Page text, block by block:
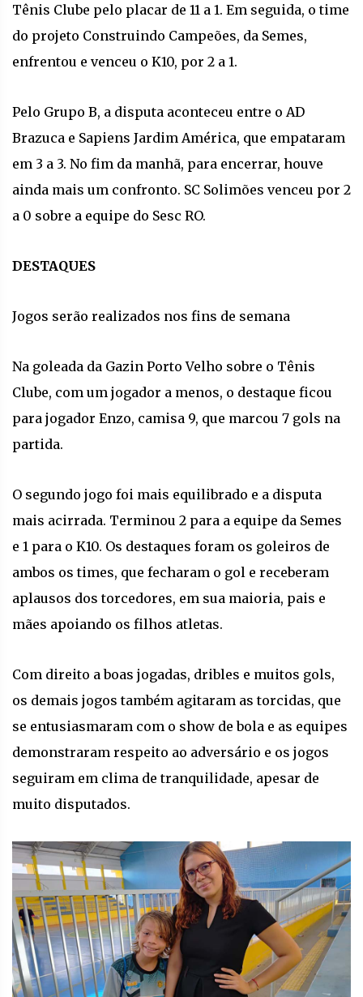
Tênis Clube pelo placar de 11 a 1. Em seguida, o time
do projeto Construindo Campeões, da Semes,
enfrentou e venceu o K10, por 2 a 1.
Pelo Grupo B, a disputa aconteceu entre o AD
Brazuca e Sapiens Jardim América, que empataram
em 3 a 3. No fim da manhã, para encerrar, houve
ainda mais um confronto. SC Solimões venceu por 2
a 0 sobre a equipe do Sesc RO.
DESTAQUES
Jogos serão realizados nos fins de semana
Na goleada da Gazin Porto Velho sobre o Tênis
Clube, com um jogador a menos, o destaque ficou
para jogador Enzo, camisa 9, que marcou 7 gols na
partida.
O segundo jogo foi mais equilibrado e a disputa
mais acirrada. Terminou 2 para a equipe da Semes
e 1 para o K10. Os destaques foram os goleiros de
ambos os times, que fecharam o gol e receberam
aplausos dos torcedores, em sua maioria, pais e
mães apoiando os filhos atletas.
Com direito a boas jogadas, dribles e muitos gols,
os demais jogos também agitaram as torcidas, que
se entusiasmaram com o show de bola e as equipes
demonstraram respeito ao adversário e os jogos
seguiram em clima de tranquilidade, apesar de
muito disputados.